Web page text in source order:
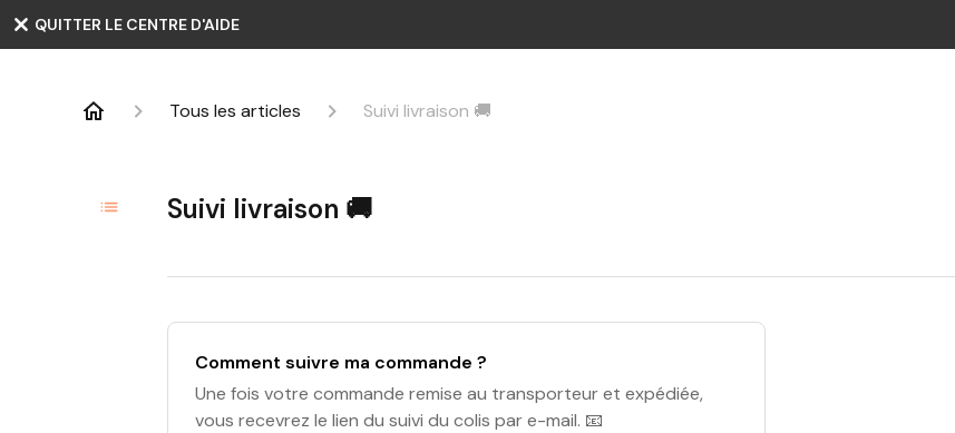
QUITTER LE CENTRE D'AIDE
Tous les articles Suivi livraison 🚚
Suivi livraison 🚚
Comment suivre ma commande ?
Une fois votre commande remise au transporteur et expédiée,
vous recevrez le lien du suivi du colis par e-mail. 📧